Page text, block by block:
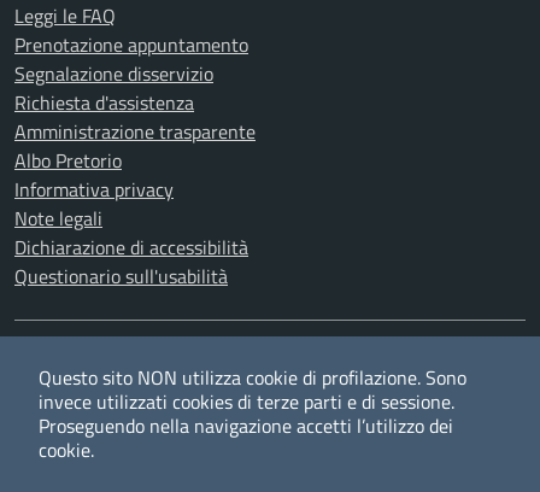
Leggi le FAQ
Prenotazione appuntamento
Segnalazione disservizio
Richiesta d'assistenza
Amministrazione trasparente
Albo Pretorio
Informativa privacy
Note legali
Dichiarazione di accessibilità
Questionario sull'usabilità
TwitterFacebookYouTubeRSS
Questo sito NON utilizza cookie di profilazione. Sono
invece utilizzati cookies di terze parti e di sessione.
Proseguendo nella navigazione accetti l’utilizzo dei
cookie.